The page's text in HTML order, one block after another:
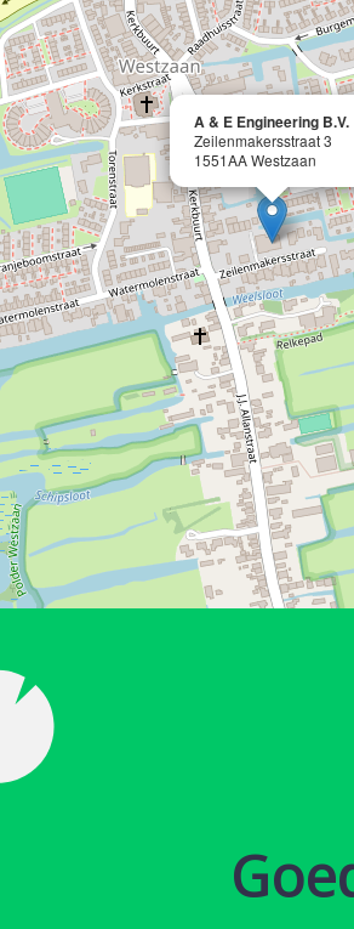
A & E Engineering B.V.
Zeilenmakersstraat 3
1551AA Westzaan